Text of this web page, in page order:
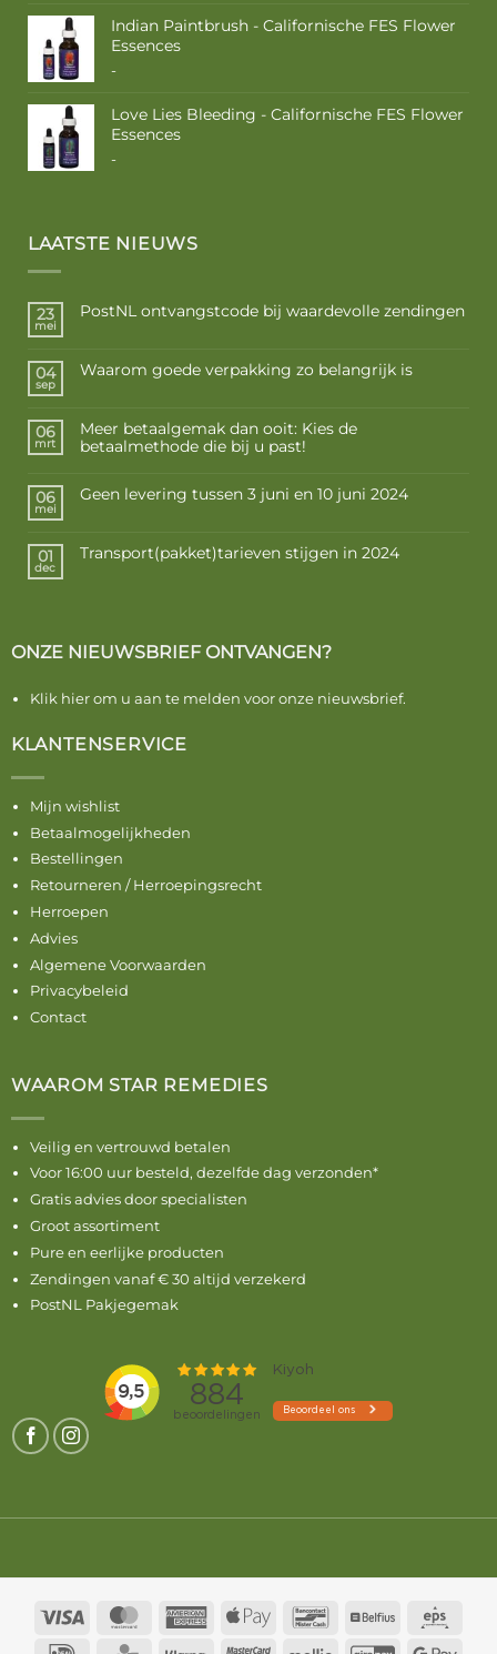
Indian Paintbrush - Californische FES Flower
Essences
-Prijsklasse:
tot
€ 17,50
Love Lies Bleeding - Californische FES Flower
Essences
-Prijsklasse:
LAATSTE NIEUWS
23
mei
PostNL ontvangstcode bij waardevolle zendingen
04
sep
Waarom goede verpakking zo belangrijk is
06
mrt
Meer betaalgemak dan ooit: Kies de
betaalmethode die bij u past!
06
mei
Geen levering tussen 3 juni en 10 juni 2024
01
dec
Transport(pakket)tarieven stijgen in 2024
ONZE NIEUWSBRIEF ONTVANGEN?
Klik hier om u aan te melden voor onze nieuwsbrief.
KLANTENSERVICE
Mijn wishlist
Betaalmogelijkheden
Bestellingen
Retourneren / Herroepingsrecht
Herroepen
Advies
Algemene Voorwaarden
Privacybeleid
Contact
WAAROM STAR REMEDIES
Veilig en vertrouwd betalen
Voor 16:00 uur besteld, dezelfde dag verzonden*
Gratis advies door specialisten
Groot assortiment
Pure en eerlijke producten
Zendingen vanaf € 30 altijd verzekerd
PostNL Pakjegemak
Visa MasterCardAmericanApple
BancontactBelfius